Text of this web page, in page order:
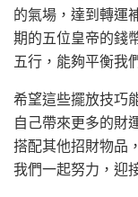
的氣場，達到轉運
期的五位皇帝的錢
五行，能夠平衡我
希望這些擺放技巧
自己帶來更多的財
搭配其他招財物品
我們一起努力，迎